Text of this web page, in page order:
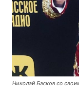
Николай Басков со